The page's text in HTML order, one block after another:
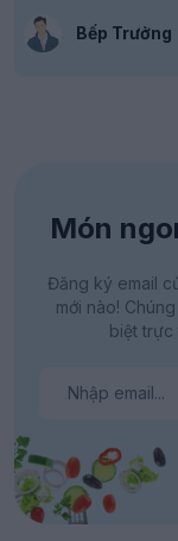
Bếp Trưởng
Món
Đăng ký email
mới nào!
biệt trực